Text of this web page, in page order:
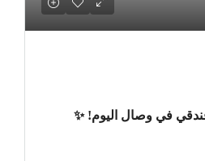
في وصال اليوم! ✨